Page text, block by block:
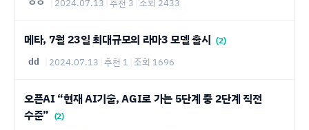
메타, 7월 23일 최대규모의 라마3 모델 출시 (2)
dd 2024.07.13 추천 1 조회 1696
오픈AI “현재 AI기술, AGI로 가는 5단계 중 2단계 직전
수준” (2)